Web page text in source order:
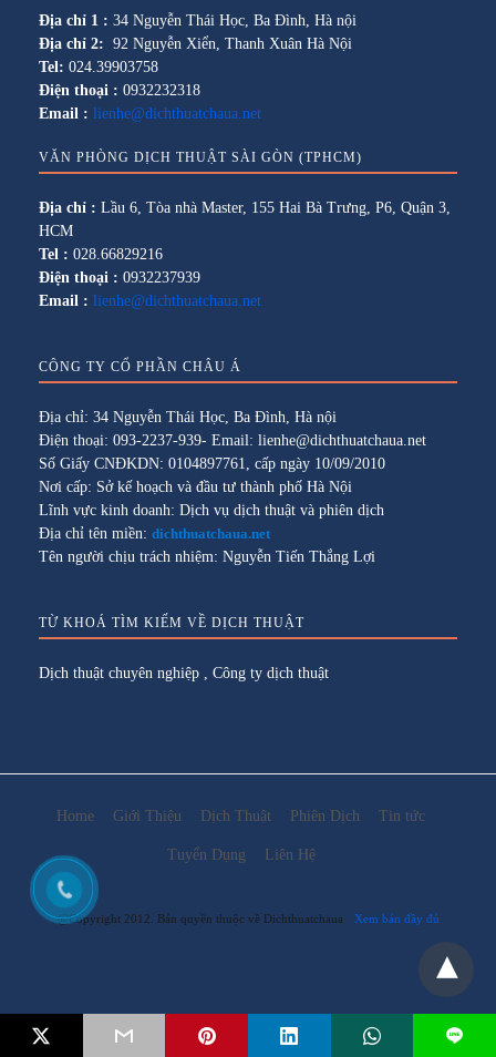
Địa chỉ 1 : 34 Nguyễn Thái Học, Ba Đình, Hà nội
Địa chỉ 2: 92 Nguyễn Xiển, Thanh Xuân Hà Nội
Tel: 024.39903758
Điện thoại : 0932232318
Email : lienhe@dichthuatchaua.net
VĂN PHÒNG DỊCH THUẬT SÀI GÒN (TPHCM)
Địa chỉ : Lầu 6, Tòa nhà Master, 155 Hai Bà Trưng, P6, Quận 3,
HCM
Tel : 028.66829216
Điện thoại : 0932237939
Email : lienhe@dichthuatchaua.net
CÔNG TY CỔ PHẦN CHÂU Á
Địa chỉ: 34 Nguyễn Thái Học, Ba Đình, Hà nội
Điện thoại: 093-2237-939- Email: lienhe@dichthuatchaua.net
Số Giấy CNĐKDN: 0104897761, cấp ngày 10/09/2010
Nơi cấp: Sở kế hoạch và đầu tư thành phố Hà Nội
Lĩnh vực kinh doanh: Dịch vụ dịch thuật và phiên dịch
Địa chỉ tên miền: dichthuatchaua.net
Tên người chịu trách nhiệm: Nguyễn Tiến Thắng Lợi
TỪ KHOÁ TÌM KIẾM VỀ DỊCH THUẬT
Dịch thuật chuyên nghiệp , Công ty dịch thuật
Home Giới Thiệu Dịch Thuật Phiên Dịch Tin tức
Tuyển Dụng Liên Hệ
@Copyright 2012. Bản quyền thuộc về Dichthuatchaua Xem bản đầy đủ
L